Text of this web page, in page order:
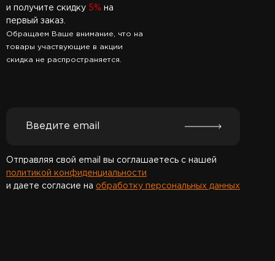
и получите скидку 5% на
первый заказ.
Обращаем Ваше внимание, что на
товары участвующие в акции
скидка не распространяется.
Отправляя свой email вы соглашаетесь с нашей
политикой конфиденциальности
и даете согласие на обработку персональных данных